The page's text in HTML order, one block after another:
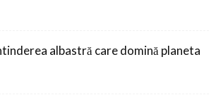
albastră care domină planeta